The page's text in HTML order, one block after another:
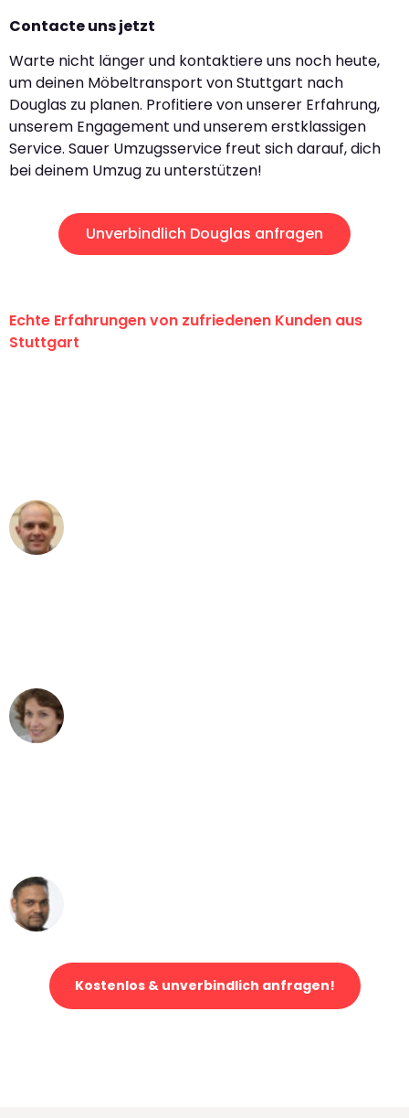
Contacte uns jetzt
Warte nicht länger und kontaktiere uns noch heute,
um deinen Möbeltransport von Stuttgart nach
Douglas zu planen. Profitiere von unserer Erfahrung,
unserem Engagement und unserem erstklassigen
Service. Sauer Umzugsservice freut sich darauf, dich
bei deinem Umzug zu unterstützen!
Unverbindlich Douglas anfragen
Echte Erfahrungen von zufriedenen Kunden aus
Stuttgart
Kostenlos & unverbindlich anfragen!